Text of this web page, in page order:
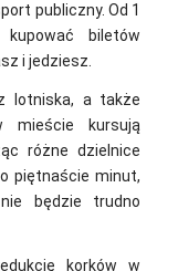
publiczny. Od 1
biletów
i jedziesz.
lotniska, a także
mieście kursują
różne dzielnice
piętnaście minut,
będzie trudno
korków w